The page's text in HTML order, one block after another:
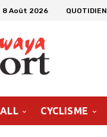
8 Août 2026
CYCLISME